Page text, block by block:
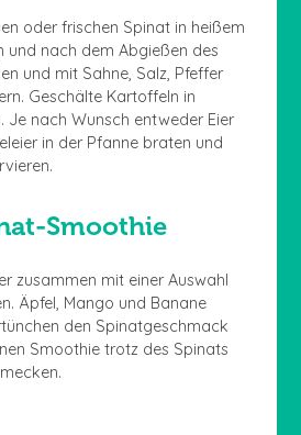
oder frischen Spinat in heißem
und nach dem Abgießen des
und mit Sahne, Salz, Pfeffer
Geschälte Kartoffeln in
Je nach Wunsch entweder Eier
in der Pfanne braten und
Smoothie
zusammen mit einer Auswahl
Äpfel, Mango und Banane
den Spinatgeschmack
Smoothie trotz des Spinats